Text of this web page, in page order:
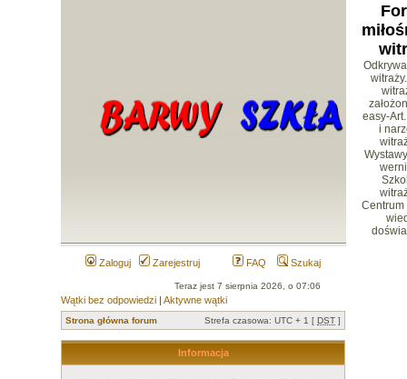
easy-
i
Zaloguj Zarejestruj FAQ Szukaj
Teraz jest 7 sierpnia 2026, o 07:06
Wątki bez odpowiedzi |Aktywne wątki
Strona główna forum Strefa czasowa: UTC + 1 [DST ]
Informacja